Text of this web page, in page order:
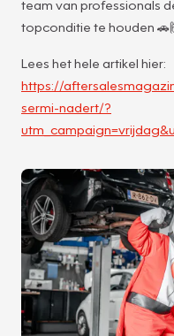
team van professionals
topconditie te houden
Lees het hele artikel hier:
https://
sermi-nadert/?